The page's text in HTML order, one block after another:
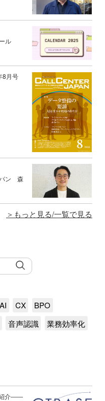
ル
8月号
パン 森
もっと見る/一覧で見る
AI CX
BPO
音声認識 業務効率化
紹介――